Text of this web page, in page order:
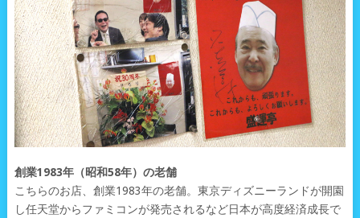
創業1983年（昭和58年）の老舗
こちらのお店、創業1983年の老舗。東京ディズニーランドが開園
し任天堂からファミコンが発売されるなど日本が高度経済成長で